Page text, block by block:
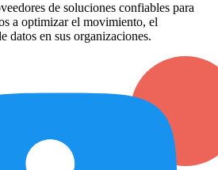
de soluciones confiables para
a optimizar el movimiento, el
datos en sus organizaciones.